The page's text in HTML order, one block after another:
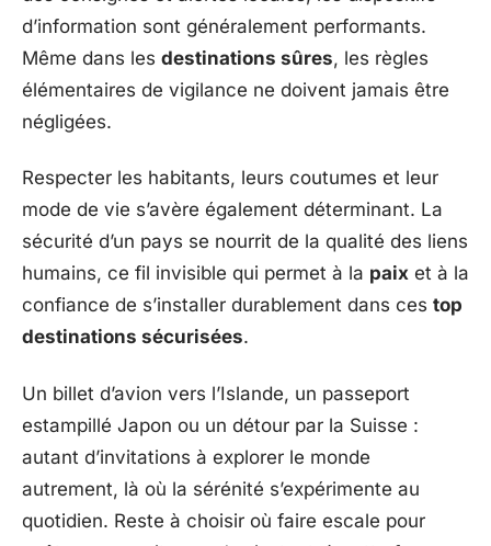
d’information sont généralement performants.
Même dans les destinations sûres, les règles
élémentaires de vigilance ne doivent jamais être
négligées.
Respecter les habitants, leurs coutumes et leur
mode de vie s’avère également déterminant. La
sécurité d’un pays se nourrit de la qualité des liens
humains, ce fil invisible qui permet à la paix et à la
confiance de s’installer durablement dans ces top
destinations sécurisées.
Un billet d’avion vers l’Islande, un passeport
estampillé Japon ou un détour par la Suisse :
autant d’invitations à explorer le monde
autrement, là où la sérénité s’expérimente au
quotidien. Reste à choisir où faire escale pour